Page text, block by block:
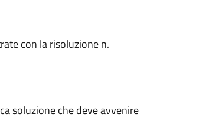
con la risoluzione n.
soluzione che deve avvenire